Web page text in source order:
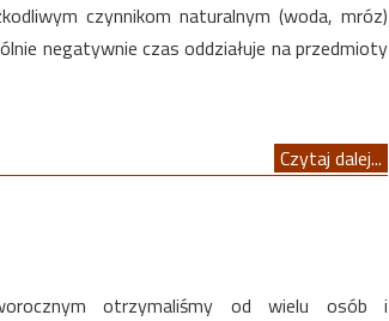
czynnikom naturalnym (woda, mróz)
negatywnie czas oddziałuje na przedmioty
Czytaj dalej...
otrzymaliśmy od wielu osób i